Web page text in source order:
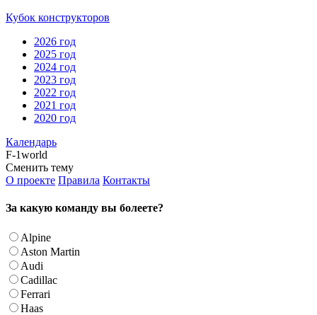
Кубок конструкторов
2026 год
2025 год
2024 год
2023 год
2022 год
2021 год
2020 год
Календарь
F-1world
Сменить тему
О проекте Правила Контакты
За какую команду вы болеете?
Alpine
Aston Martin
Audi
Cadillac
Ferrari
Haas